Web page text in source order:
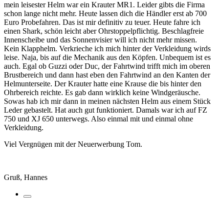
mein leisester Helm war ein Krauter MR1. Leider gibts die Firma
schon lange nicht mehr. Heute lassen dich die Händler erst ab 700
Euro Probefahren. Das ist mir definitiv zu teuer. Heute fahre ich
einen Shark, schön leicht aber Ohrstoppelpflichtig. Beschlagfreie
Innenscheibe und das Sonnenvisier will ich nicht mehr missen.
Kein Klapphelm. Verkrieche ich mich hinter der Verkleidung wirds
leise. Naja, bis auf die Mechanik aus den Köpfen. Unbequem ist es
auch. Egal ob Guzzi oder Duc, der Fahrtwind trifft mich im oberen
Brustbereich und dann hast eben den Fahrtwind an den Kanten der
Helmunterseite. Der Krauter hatte eine Krause die bis hinter den
Ohrbereich reichte. Es gab dann wirklich keine Windgeräusche.
Sowas hab ich mir dann in meinen nächsten Helm aus einem Stück
Leder gebastelt. Hat auch gut funktioniert. Damals war ich auf FZ
750 und XJ 650 unterwegs. Also einmal mit und einmal ohne
Verkleidung.
Viel Vergnügen mit der Neuerwerbung Tom.
Gruß, Hannes